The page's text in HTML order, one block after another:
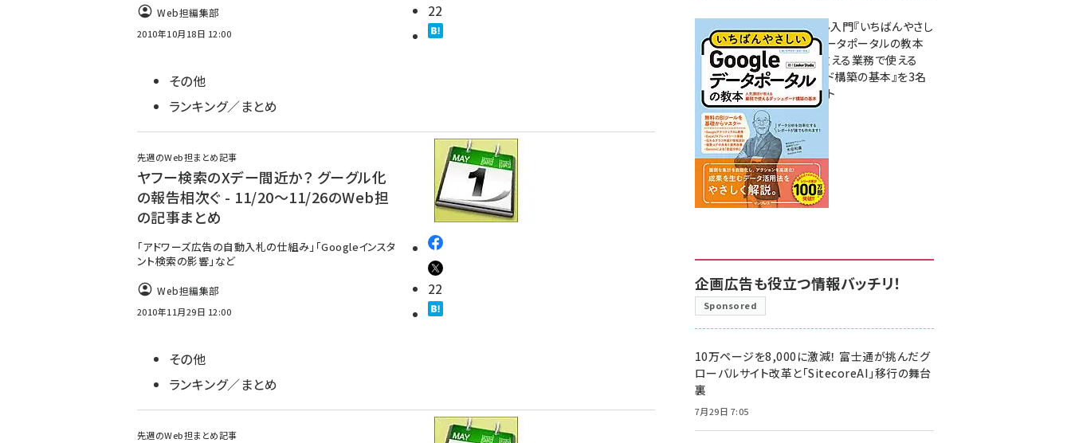
Web担編集部
2010年10月18日 12:00
22
その他
ランキング／まとめ
先週のWeb担まとめ記事
ヤフー検索のXデー間近か？ グーグル化
の報告相次ぐ - 11/20～11/26のWeb担
の記事まとめ
「アドワーズ広告の自動入札の仕組み」「Googleインスタ
ント検索の影響」など
Web担編集部
2010年11月29日 12:00
22
その他
ランキング／まとめ
先週のWeb担まとめ記事
無料BIツール入門『いちばんやさし
いGoogleデータポータルの教本
人気講師が教える業務で使える
ダッシュボード構築の基本』を3名
様にプレゼント
7月31日 10:00
企画広告も役立つ情報バッチリ！
Sponsored
10万ページを8,000に激減！ 富士通が挑んだグ
ローバルサイト改革と「SitecoreAI」移行の舞台
裏
7月29日 7:05